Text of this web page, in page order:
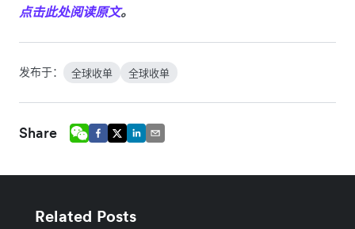
点击此处阅读原文。
发布于： 全球收单 全球收单
Share
Related Posts